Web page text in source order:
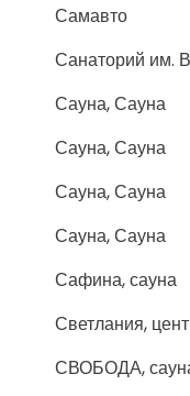
Самавто
Санаторий им.
Сауна, Сауна
Сауна, Сауна
Сауна, Сауна
Сауна, Сауна
Сафина, сауна
Светлания,
СВОБОДА,